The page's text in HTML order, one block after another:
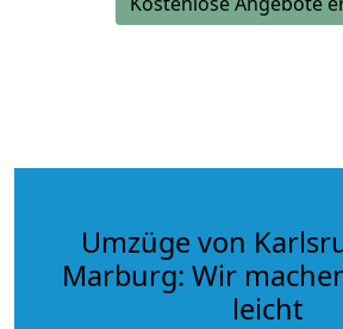
Umzüge von
Marburg: Wir
leicht